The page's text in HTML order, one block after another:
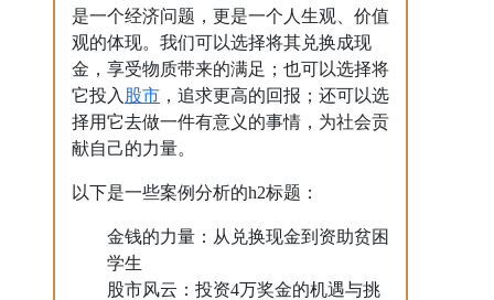
是一个经济问题，更是一个人生观、价值
观的体现。我们可以选择将其兑换成现
金，享受物质带来的满足；也可以选择将
它投入股市 ，追求更高的回报；还可以选
择用它去做一件有意义的事情，为社会贡
献自己的力量。
以下是一些案例分析的h2标题：
金钱的力量：从兑换现金到资助贫困
学生
股市风云：投资4万奖金的机遇与挑